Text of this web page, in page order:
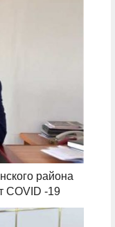
района
COVID -19